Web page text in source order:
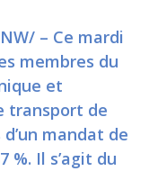
– Ce mardi
membres du
et
transport de
mandat de
%. Il s’agit du